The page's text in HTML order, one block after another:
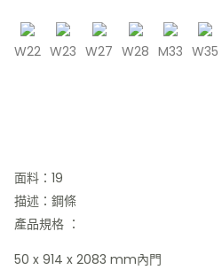
W22 W23 W27 W28 M33 W35
面料：19
描述：鋼條
產品規格 ：
50 x 914 x 2083 mm內門